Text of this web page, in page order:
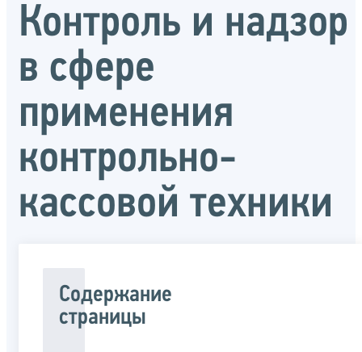
Контроль и надзор
в сфере
применения
контрольно-
кассовой техники
Содержание
страницы